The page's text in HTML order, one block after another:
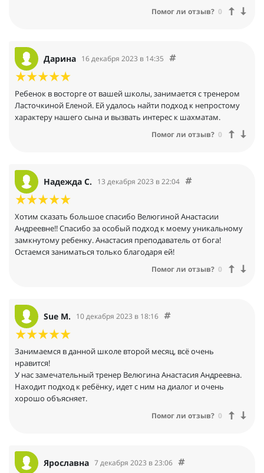
Помог ли отзыв? 0
Дарина 16 декабря 2023 в 14:35
Ребенок в восторге от вашей школы, занимается с тренером
Ласточкиной Еленой. Ей удалось найти подход к непростому
характеру нашего сына и вызвать интерес к шахматам.
Помог ли отзыв? 0
Надежда С. 13 декабря 2023 в 22:04
Хотим сказать большое спасибо Велюгиной Анастасии
Андреевне!! Спасибо за особый подход к моему уникальному
замкнутому ребенку. Анастасия преподаватель от бога!
Остаемся заниматься только благодаря ей!
Помог ли отзыв? 0
Sue M. 10 декабря 2023 в 18:16
Занимаемся в данной школе второй месяц, всё очень
нравится!
У нас замечательный тренер Велюгина Анастасия Андреевна.
Находит подход к ребёнку, идет с ним на диалог и очень
хорошо объясняет.
Помог ли отзыв? 0
Ярославна 7 декабря 2023 в 23:06